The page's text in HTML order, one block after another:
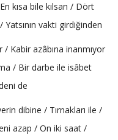
kısa bile kılsan / Dört
vakti girdiğinden
/ Kabir azâbına inanmıyor
/ Bir darbe ile isâbet
de
dibine / Tırnakları ile /
azap / On iki saat /